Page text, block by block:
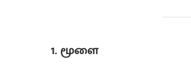
1. மூளை